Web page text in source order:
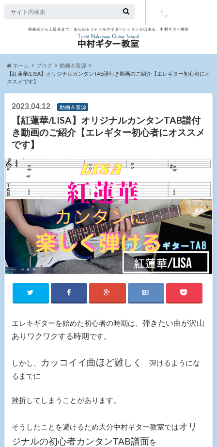
初級者から上級者まで、あらゆるジャンルのギターレッスンが出来る、中村ギター教室
ホーム ブログ
動画＆音源
【紅蓮華/LISA】オリジナルカンタンTAB譜付き動画のご紹介【エレギター初心者にオ
ススメです】
2023.04.12 動画＆音源
【紅蓮華/LISA】オリジナルカンタンTAB譜付
き動画のご紹介【エレギター初心者にオススメ
です】
エレキギターを始めた初心者の時期は、 弾きたい曲が沢山
ありワクワクする時期です。
しかし、 カッコイイ曲ほど難しく
弾けるようにな
るまでに
挫折してしまうことがあります。
そうしたことを避けるため大分中村ギター教室ではオリ
ジナルの初心者カンタンTAB譜面を